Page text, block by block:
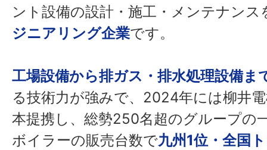
ント設備の設計・施工・メンテナンス
ジニアリング企業です。
工場設備から排ガス・排水処理設備ま
る技術力が強みで、2024年には柳井
本提携し、総勢250名超のグループの
ボイラーの販売台数で九州1位・全国